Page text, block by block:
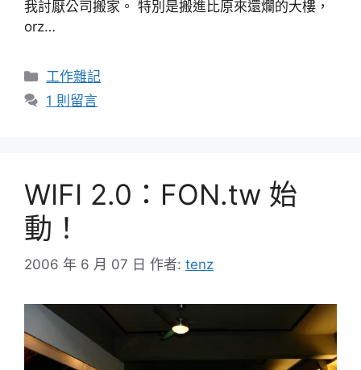
我討厭公司搬家。 特別是搬進比原來還爛的大樓，
orz…
分
類
工作雜記
1 則留言
WIFI 2.0：FON.tw 始
動！
2006 年 6 月 07 日 作者: tenz